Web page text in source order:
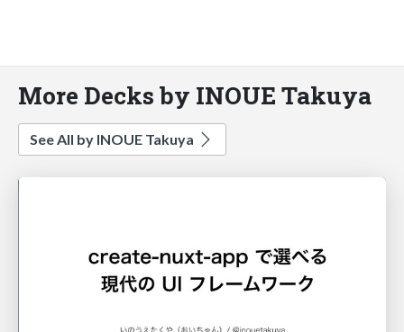
More Decks by INOUE Takuya
See All by INOUE Takuya